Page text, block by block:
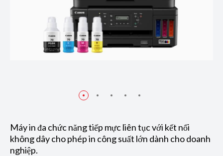
Máy in đa chức năng tiếp mực liên tục với kết nối
không dây cho phép in công suất lớn dành cho doanh
nghiệp.